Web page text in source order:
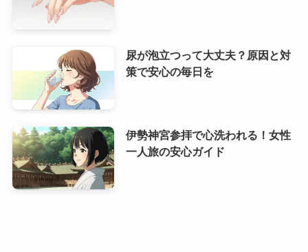
尿が泡立つって大丈夫？原因と対
策で安心の毎日を
伊勢神宮参拝で心洗われる！女性
一人旅の安心ガイド